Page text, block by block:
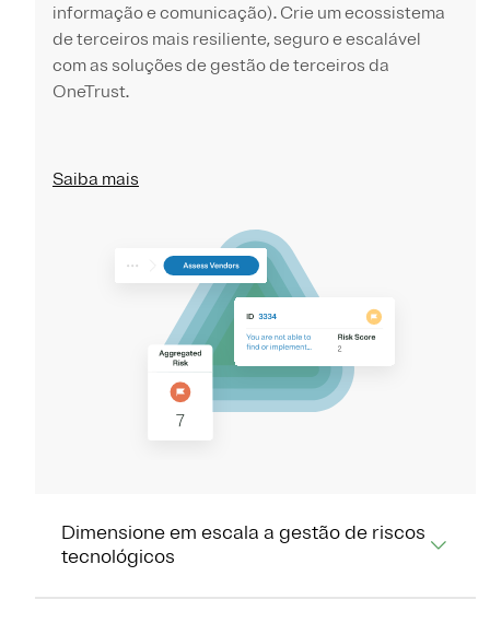
informação e comunicação). Crie um ecossistema
de terceiros mais resiliente, seguro e escalável
com as soluções de gestão de terceiros da
OneTrust.
Saiba mais
Dimensione em escala a gestão de riscos
tecnológicos